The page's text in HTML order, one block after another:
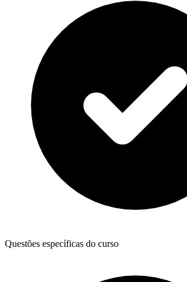
Questões específicas do curso